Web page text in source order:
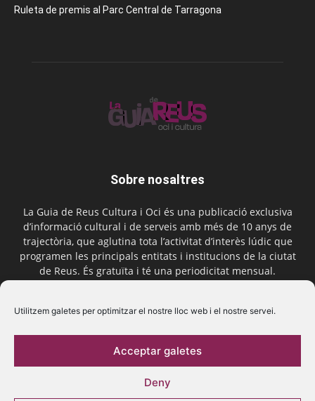
Utilitzem galetes per optimitzar el nostre lloc web i el nostre servei.
Acceptar galetes
Deny
Ruleta de premis al Parc Central de Tarragona
Sobre nosaltres
La Guia de Reus Cultura i Oci és una publicació exclusiva
d’informació cultural i de serveis amb més de 10 anys de
trajectòria, que aglutina tota l’activitat d’interès lúdic que
programen les principals entitats i institucions de la ciutat
de Reus. És gratuïta i té una periodicitat mensual.
Segueix-nos